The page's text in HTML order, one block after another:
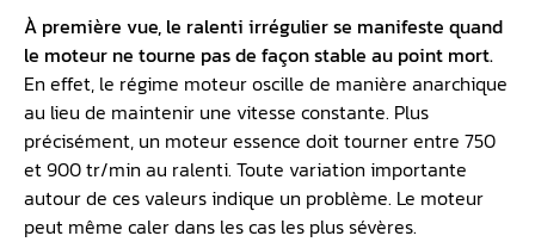
À première vue, le ralenti irrégulier se manifeste quand
le moteur ne tourne pas de façon stable au point mort.
En effet, le régime moteur oscille de manière anarchique
au lieu de maintenir une vitesse constante. Plus
précisément, un moteur essence doit tourner entre 750
et 900 tr/min au ralenti. Toute variation importante
autour de ces valeurs indique un problème. Le moteur
peut même caler dans les cas les plus sévères.